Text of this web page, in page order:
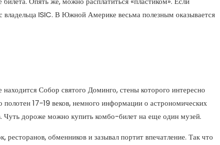
ISIC. В Южной Америке весьма полезным оказывается
Собор святого Доминго, стены которого интересно
17-19 веков, немного информации о астрономических
Чуть дороже можно купить комбо-билет на еще один музей.
обменников и зазывал портит впечатление. Так что